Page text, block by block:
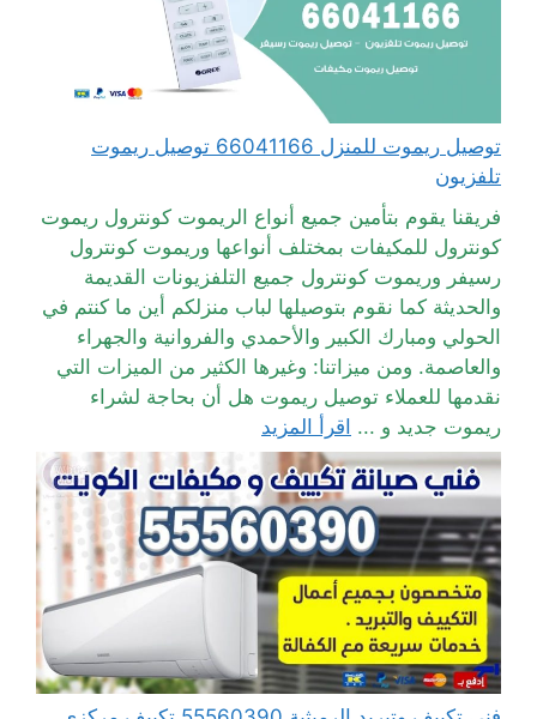
توصيل ريموت للمنزل 66041166 توصيل ريموت
تلفزيون
فريقنا يقوم بتأمين جميع أنواع الريموت كونترول ريموت
كونترول للمكيفات بمختلف أنواعها وريموت كونترول
رسيفر وريموت كونترول جميع التلفزيونات القديمة
والحديثة كما نقوم بتوصيلها لباب منزلكم أين ما كنتم في
الحولي ومبارك الكبير والأحمدي والفروانية والجهراء
والعاصمة. ومن ميزاتنا: وغيرها الكثير من الميزات التي
نقدمها للعملاء توصيل ريموت هل أن بحاجة لشراء
ريموت جديد و ... اقرأ المزيد